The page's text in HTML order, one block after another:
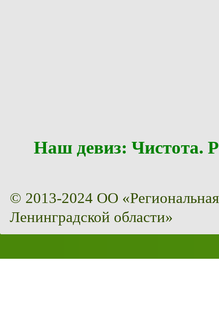
Наш девиз:
© 2013-2024 ОО
Ленинградской области»